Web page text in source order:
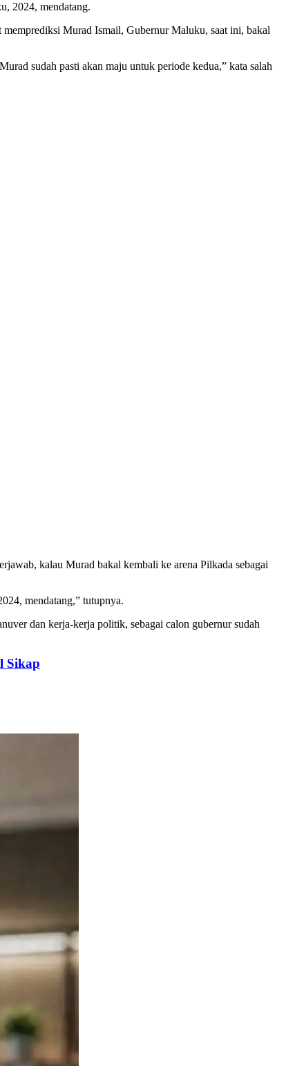
2024, mendatang.
Murad Ismail, Gubernur Maluku, saat ini, bakal
sudah pasti akan maju untuk periode kedua,” kata salah
kalau Murad bakal kembali ke arena Pilkada sebagai
mendatang,” tutupnya.
dan kerja-kerja politik, sebagai calon gubernur sudah
Sikap